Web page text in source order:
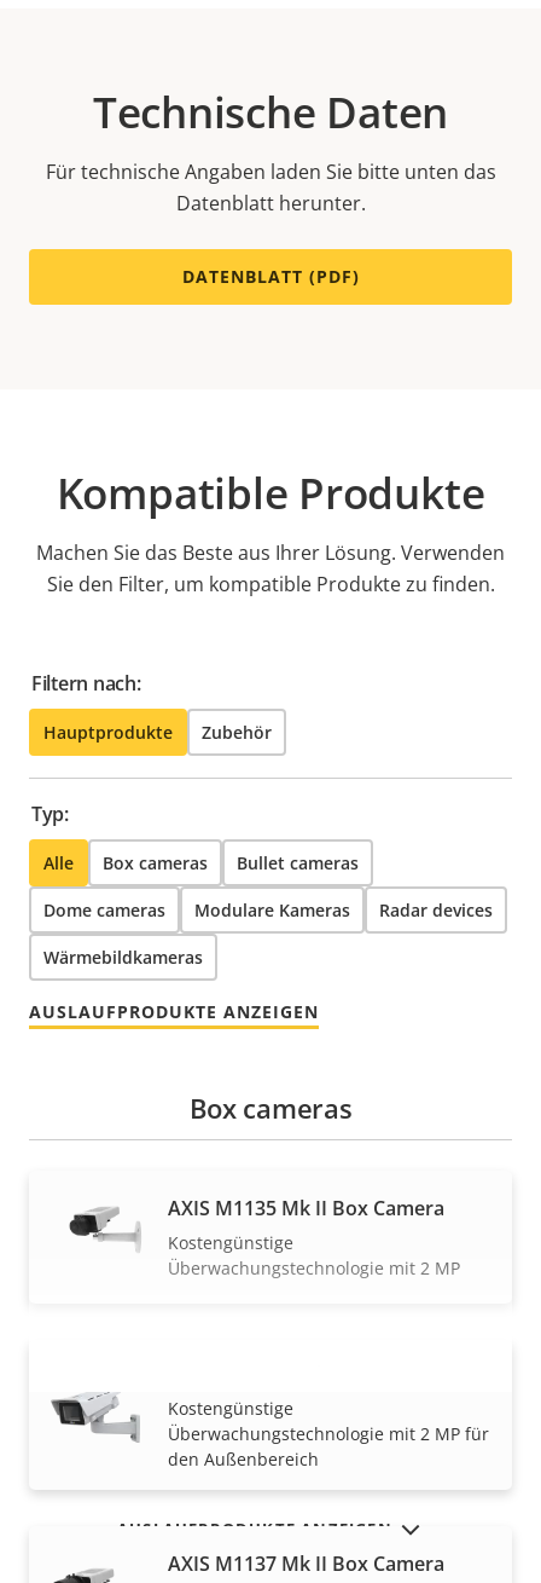
Technische Daten
Für technische Angaben laden Sie bitte unten das
Datenblatt herunter.
DATENBLATT (PDF)
Kompatible Produkte
Machen Sie das Beste aus Ihrer Lösung. Verwenden
Sie den Filter, um kompatible Produkte zu finden.
Filtern nach:
Hauptprodukte Zubehör
Typ:
Alle Box cameras Bullet cameras
Dome cameras Modulare Kameras Radar devices
Wärmebildkameras
AUSLAUFPRODUKTE ANZEIGEN
MEHR ANZEIGEN
Box cameras
AXIS M1135 Mk II Box Camera
Kostengünstige
Überwachungstechnologie mit 2 MP
Kostengünstige
Überwachungstechnologie mit 2 MP für
den Außenbereich
AXIS M1137 Mk II Box Camera
AUSLAUFPRODUKTE ANZEIGEN